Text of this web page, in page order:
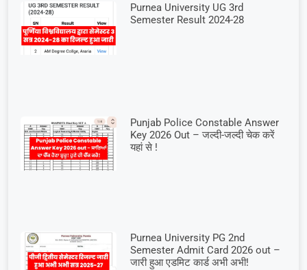
Purnea University UG 3rd
Semester Result 2024-28
Punjab Police Constable Answer
Key 2026 Out – जल्दी-जल्दी चेक करें
यहां से !
Purnea University PG 2nd
Semester Admit Card 2026 out –
जारी हुआ एडमिट कार्ड अभी अभी!